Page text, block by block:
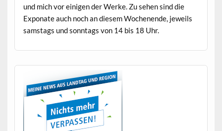
und mich vor eini­gen der Werke. Zu sehen sind die
Exponate auch noch an diesem Woch­enende, jew­eils
sam­stags und son­ntags von 14 bis 18 Uhr.